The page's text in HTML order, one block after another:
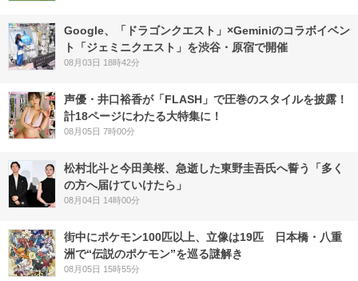
Google、「ドラゴンクエスト」×Geminiのコラボイベン
ト「ジェミニクエスト」を渋谷・原宿で開催
08月03日 18時42分
声優・井口裕香が「FLASH」で圧巻のスタイルを披露！
計18ページにわたる大特集に！
08月05日 7時00分
松村北斗と今田美桜、急逝した東野圭吾氏へ誓う「多く
の方へ届けていけたら」
08月04日 14時00分
街中にポケモン100匹以上、立像は19匹 日本橋・八重
洲で“伝説のポケモン”を巡る謎解き
08月05日 15時55分